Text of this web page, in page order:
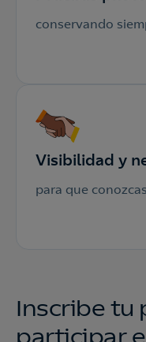
conservando
Visibilidad y
para que
Inscribe tu